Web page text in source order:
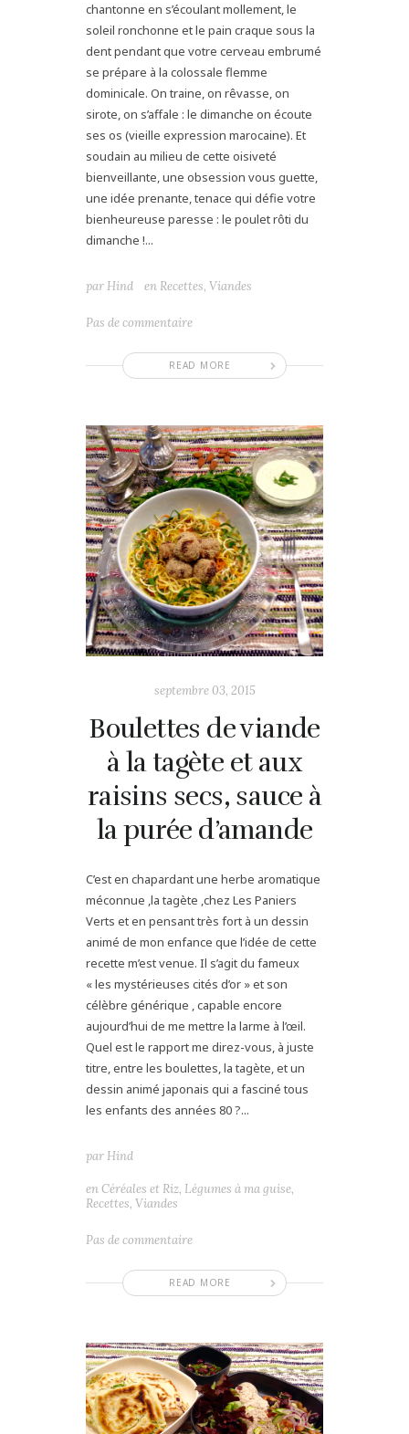
chantonne en s’écoulant mollement, le
soleil ronchonne et le pain craque sous la
dent pendant que votre cerveau embrumé
se prépare à la colossale flemme
dominicale. On traine, on rêvasse, on
sirote, on s’affale : le dimanche on écoute
ses os (vieille expression marocaine). Et
soudain au milieu de cette oisiveté
bienveillante, une obsession vous guette,
une idée prenante, tenace qui défie votre
bienheureuse paresse : le poulet rôti du
dimanche !...
READ MORE
par Hind en Recettes, Viandes
Pas de commentaire
septembre 03, 2015
Boulettes de viande
à la tagète et aux
raisins secs, sauce à
la purée d’amande
C’est en chapardant une herbe aromatique
méconnue ,la tagète ,chez Les Paniers
Verts et en pensant très fort à un dessin
animé de mon enfance que l’idée de cette
recette m’est venue. Il s’agit du fameux
« les mystérieuses cités d’or » et son
célèbre générique , capable encore
aujourd’hui de me mettre la larme à l’œil.
Quel est le rapport me direz-vous, à juste
titre, entre les boulettes, la tagète, et un
dessin animé japonais qui a fasciné tous
les enfants des années 80 ?...
READ MORE
par Hind
enCéréales et Riz, Légumes à ma guise,
Recettes, Viandes
Pas de commentaire